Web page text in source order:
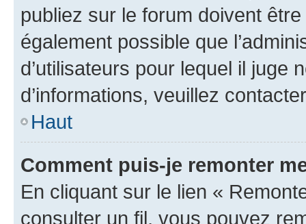
publiez sur le forum doivent
également possible que
d’utilisateurs pour lequel il juge
d’informations, veuillez
Haut
Comment puis-je remonter
En cliquant sur le lien «
consulter un fil, vous pouvez